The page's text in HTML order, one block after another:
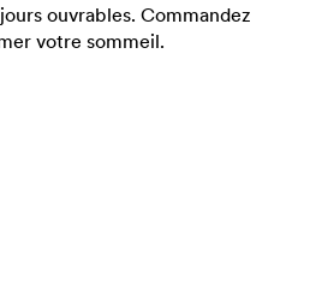
ouvrables. Commandez
votre sommeil.